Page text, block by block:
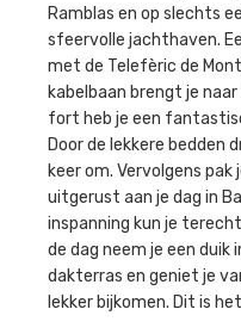
Ramblas en op slechts
sfeervolle jachthaven.
met de Telefèric de
kabelbaan brengt je
fort heb je een
Door de lekkere bedden
keer om. Vervolgens
uitgerust aan je dag in
inspanning kun je
de dag neem je een
dakterras en geniet je
lekker bijkomen. Dit is